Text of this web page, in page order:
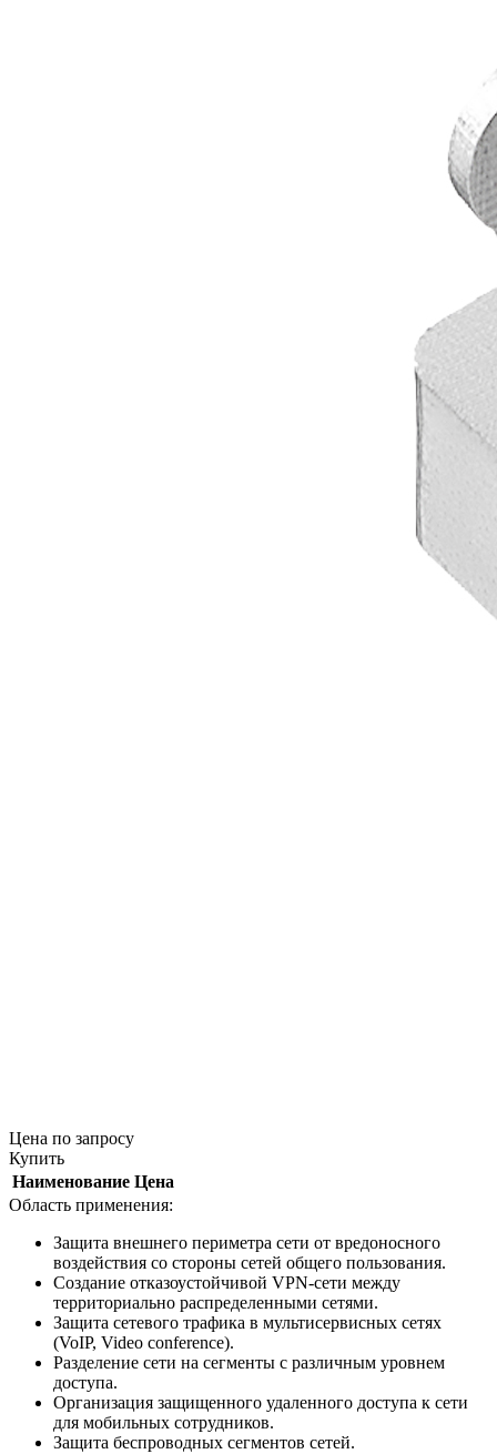
Цена по запросу
Купить
Наименование Цена
Область применения:
Защита внешнего периметра сети от вредоносного
воздействия со стороны сетей общего пользования.
Создание отказоустойчивой VPN-сети между
территориально распределенными сетями.
Защита сетевого трафика в мультисервисных сетях
(VoIP, Video conference).
Разделение сети на сегменты с различным уровнем
доступа.
Организация защищенного удаленного доступа к сети
для мобильных сотрудников.
Защита беспроводных сегментов сетей.